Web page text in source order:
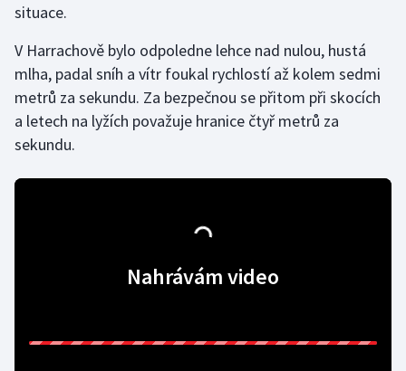
Ostatní
situace.
V Harrachově bylo odpoledne lehce nad nulou, hustá
mlha, padal sníh a vítr foukal rychlostí až kolem sedmi
metrů za sekundu. Za bezpečnou se přitom při skocích
a letech na lyžích považuje hranice čtyř metrů za
sekundu.
Nahrávám video